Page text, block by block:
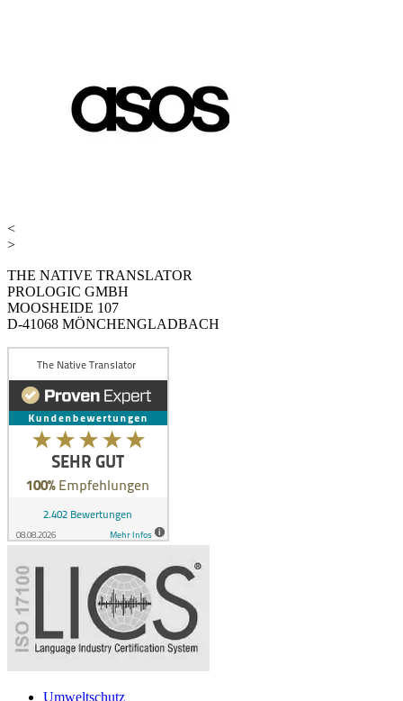
<
>
THE NATIVE TRANSLATOR
PROLOGIC GMBH
MOOSHEIDE 107
D-41068 MÖNCHENGLADBACH
Umweltschutz